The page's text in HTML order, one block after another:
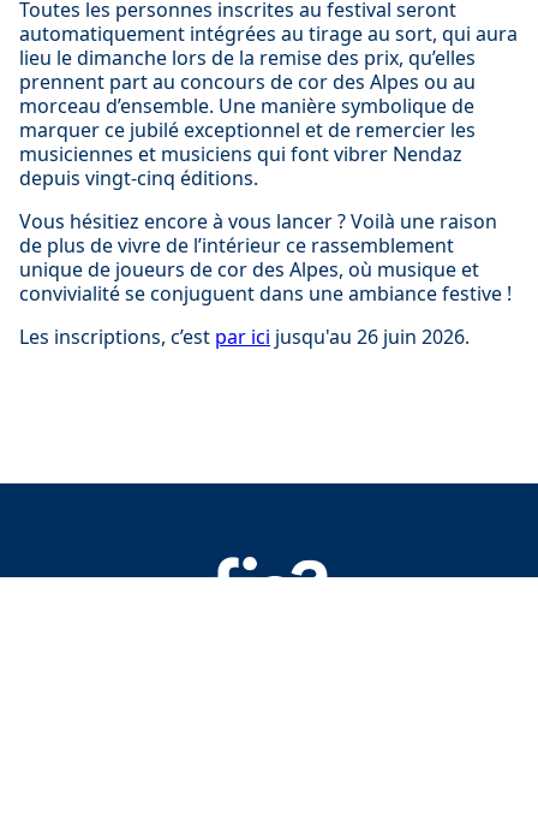
Toutes les personnes inscrites au festival seront
automatiquement intégrées au tirage au sort, qui aura
lieu le dimanche lors de la remise des prix, qu’elles
prennent part au concours de cor des Alpes ou au
morceau d’ensemble. Une manière symbolique de
marquer ce jubilé exceptionnel et de remercier les
musiciennes et musiciens qui font vibrer Nendaz
depuis vingt-cinq éditions.
Vous hésitiez encore à vous lancer ? Voilà une raison
de plus de vivre de l’intérieur ce rassemblement
unique de joueurs de cor des Alpes, où musique et
convivialité se conjuguent dans une ambiance festive !
Les inscriptions, c’est par ici jusqu'au 26 juin 2026.